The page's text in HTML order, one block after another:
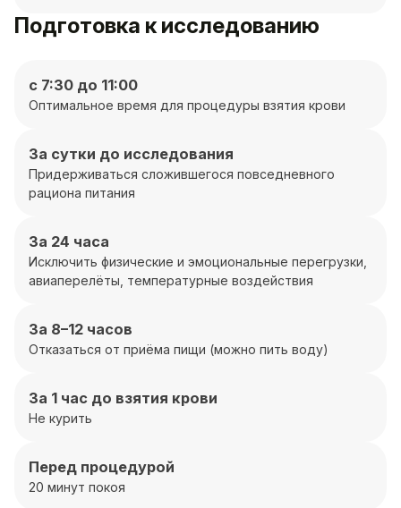
Подготовка к исследованию
с 7:30 до 11:00
Оптимальное время для процедуры взятия крови
За сутки до исследования
Придерживаться сложившегося повседневного
рациона питания
За 24 часа
Исключить физические и эмоциональные перегрузки,
авиаперелёты, температурные воздействия
За 8–12 часов
Отказаться от приёма пищи (можно пить воду)
За 1 час до взятия крови
Не курить
Перед процедурой
20 минут покоя